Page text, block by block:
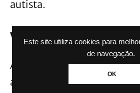
Este site utiliza cookies para
de navegação.
OK
autista.
Vulnerabilidade
Ainda segundo Soriano,
a situação de